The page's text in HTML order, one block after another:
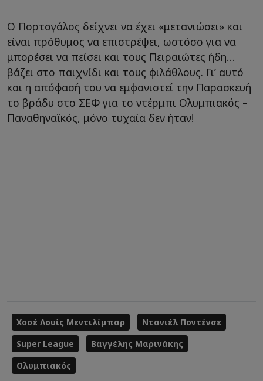
Ο Πορτογάλος δείχνει να έχει «μετανιώσει» και
είναι πρόθυμος να επιστρέψει, ωστόσο για να
μπορέσει να πείσει και τους Πειραιώτες ήδη…
βάζει στο παιχνίδι και τους φιλάθλους. Γι’ αυτό
και η απόφασή του να εμφανιστεί την Παρασκευή
το βράδυ στο ΣΕΦ για το ντέρμπι Ολυμπιακός –
Παναθηναϊκός, μόνο τυχαία δεν ήταν!
Χοσέ Λουίς Μεντιλίμπαρ
Ντανιέλ Ποντένσε
Super League
Βαγγέλης Μαρινάκης
Ολυμπιακός